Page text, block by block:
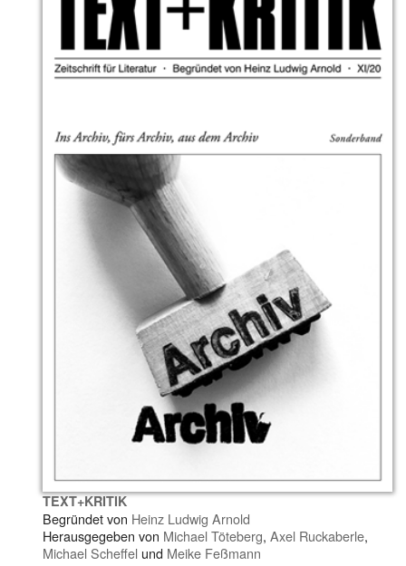
TEXT+KRITIK
Begründet von Heinz Ludwig Arnold
Herausgegeben von Michael Töteberg, Axel Ruckaberle,
Michael Scheffel und Meike Feßmann